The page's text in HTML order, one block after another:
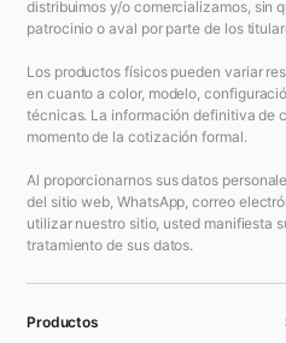
distribuimos y/o comercializamos, sin
patrocinio o aval por parte de los
Los productos físicos pueden variar
en cuanto a color, modelo,
técnicas. La información definitiva de
momento de la cotización formal.
Al proporcionarnos sus datos
del sitio web, WhatsApp, correo
utilizar nuestro sitio, usted manifiesta
tratamiento de sus datos.
Productos